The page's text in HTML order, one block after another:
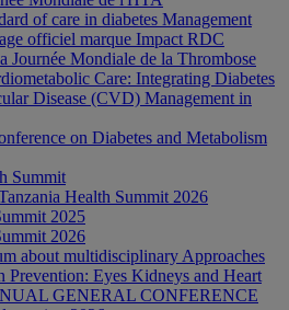
of care in diabetes Management
officiel marque Impact RDC
Journée Mondiale de la Thrombose
Care: Integrating Diabetes
Disease (CVD) Management in
on Diabetes and Metabolism
Summit
Health Summit 2026
2025
2026
about multidisciplinary Approaches
Prevention: Eyes Kidneys and Heart
GENERAL CONFERENCE